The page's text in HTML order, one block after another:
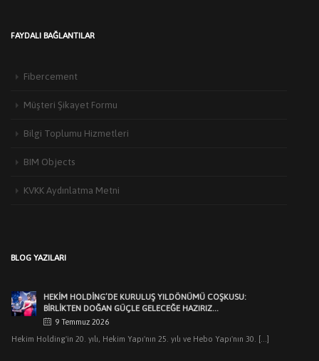
FAYDALI BAĞLANTILAR
Fibercement
Müşteri Şikayet Formu
Bilgi Toplumu Hizmetleri
BIM Objects
KVKK Aydınlatma Metni
BLOG YAZILARI
3 Haziran 2026
,Edirne Mimarlar Odası [...]
HEKIM HOLDING’DEN MUHTEŞEM KURULUŞ YILDÖNÜMÜ
GECESI
7 Temmuz 2026
Dr.Öner Hekim: “Cumhuriyetimizin ilk yıllarındaki sanayicilik